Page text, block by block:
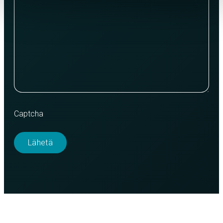
Captcha